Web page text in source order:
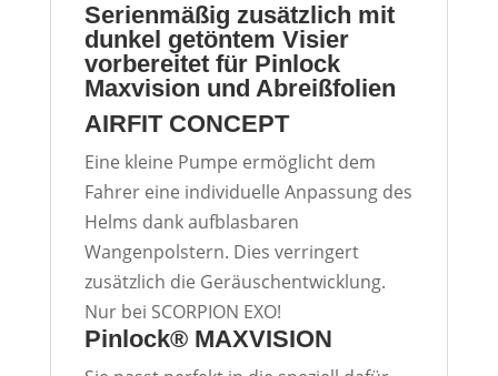
Serienmäßig zusätzlich mit
dunkel getöntem Visier
vorbereitet für Pinlock
Maxvision und Abreißfolien
AIRFIT CONCEPT
Eine kleine Pumpe ermöglicht dem
Fahrer eine individuelle Anpassung des
Helms dank aufblasbaren
Wangenpolstern. Dies verringert
zusätzlich die Geräuschentwicklung.
Nur bei SCORPION EXO!
Pinlock® MAXVISION